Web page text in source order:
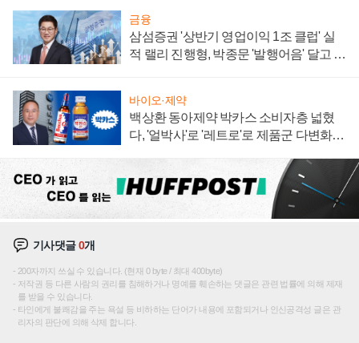
금융
삼섬증권 '상반기 영업이익 1조 클럽' 실
적 랠리 진행형, 박종문 '발행어음' 달고 연
바이오·제약
백상환 동아제약 박카스 소비자층 넓혔
다, '얼박사'로 '레트로'로 제품군 다변화
기사댓글0개
200자까지 쓰실 수 있습니다. (현재 0 byte / 최대 400byte)
저작권 등 다른 사람의 권리를 침해하거나 명예를 훼손하는 댓글은 관련 법률에 의해 제재
를 받을 수 있습니다.
타인에게 불쾌감을 주는 욕설 등 비하하는 단어가 내용에 포함되거나 인신공격성 글은 관
리자의 판단에 의해 삭제 합니다.